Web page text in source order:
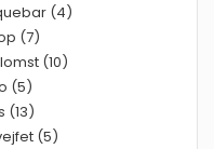
(4)
(7)
(10)
(5)
(13)
(5)